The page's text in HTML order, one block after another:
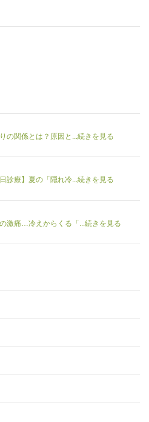
の関係とは？原因と...続きを見る
診療】夏の「隠れ冷...続きを見る
激痛…冷えからくる「...続きを見る